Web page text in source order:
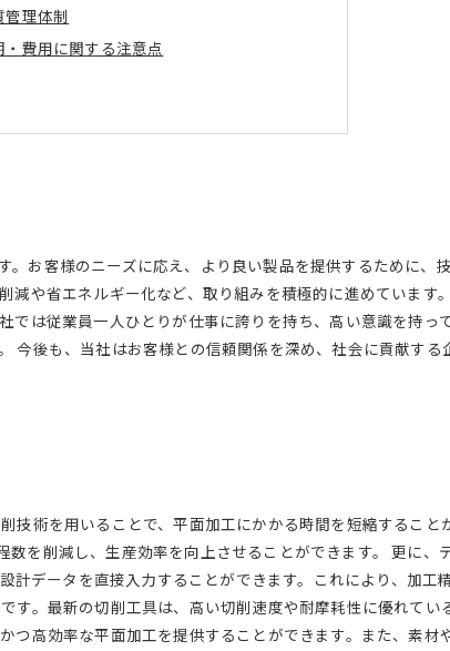
管理体制
費用に関する注意点
お客様のニーズに応え、より良い製品を提供するために、
や省エネルギー化など、取り組みを積極的に進めています
は従業員一人ひとりが仕事に誇りを持ち、高い意識を持っ
後も、当社はお客様との信頼関係を深め、社会に貢献する
術を用いることで、平面加工にかかる時間を短縮するこ
を削減し、生産効率を向上させることができます。 更に、
計データを直接入力することができます。これにより、加
。最新の切削工具は、高い切削速度や耐摩耗性に優れて
つ高効率な平面加工を提供することができます。また、素